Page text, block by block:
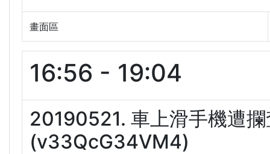
畫面區
16:56 - 19:04
20190521. 車上滑手機遭
(v33QcG34VM4)